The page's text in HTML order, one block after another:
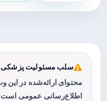
سلب مسئولیت پزشکی
محتوای ارائه‌شده در
اطلاع‌رسانی عمومی است